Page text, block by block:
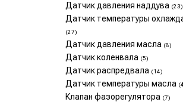
Датчик давления наддува (23)
Датчик температуры
(27)
Датчик давления масла (8)
Датчик коленвала (5)
Датчик распредвала (14)
Датчик температуры масла
Клапан фазорегулятора (7)